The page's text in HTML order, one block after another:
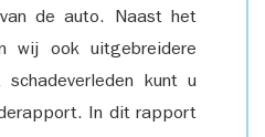
de auto. Naast het
wij ook uitgebreidere
kunt u
In dit rapport